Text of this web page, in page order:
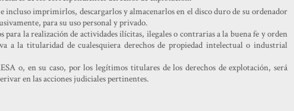
incluso imprimirlos, descargarlos y almacenarlos en el disco duro de su ordenador
para su uso personal y privado.
la realización de actividades ilícitas, ilegales o contrarias a la buena fe y orden
la titularidad de cualesquiera derechos de propiedad intelectual o industrial
o, en su caso, por los legítimos titulares de los derechos de explotación, será
en las acciones judiciales pertinentes.